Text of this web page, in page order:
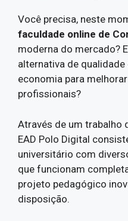
Você precisa, neste
faculdade online de
moderna do mercado?
alternativa de
economia para
profissionais?
Através de um trabalho
EAD Polo Digital
universitário com
que funcionam
projeto pedagógico
disposição.